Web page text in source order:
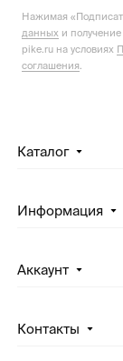
Нажимая
данных и
pike.ru на условиях
соглашения
Каталог
Информация
Аккаунт
Контакты